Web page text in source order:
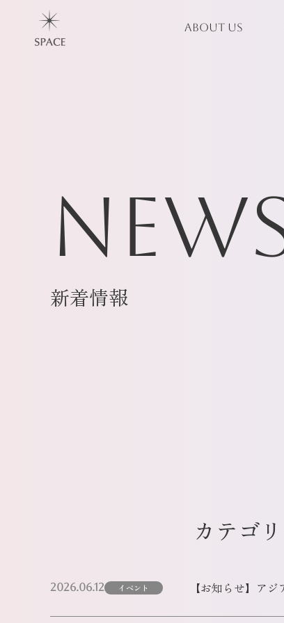
ABOUT US
新着情報
カテゴ
2026.06.12 イベント 【お知らせ】ア